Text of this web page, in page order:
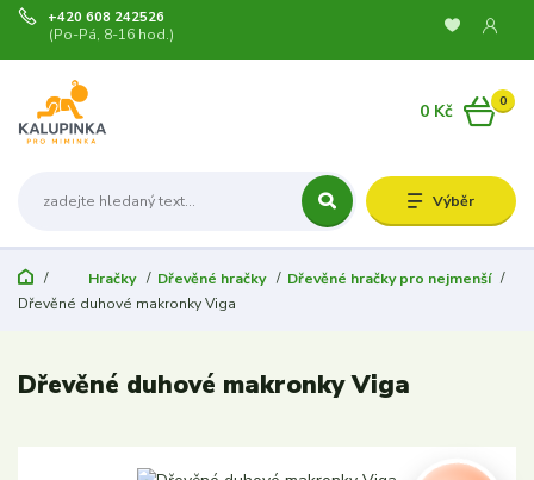
Výběr
+420 608 242526
(Po-Pá, 8-16 hod.)
0
0 Kč
Hračky Dřevěné hračky
Dřevěné hračky pro nejmenší
Dřevěné duhové makronky Viga
Dřevěné duhové makronky Viga